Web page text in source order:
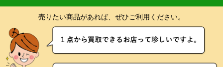
売りたい商品があれば、ぜひご利用ください。